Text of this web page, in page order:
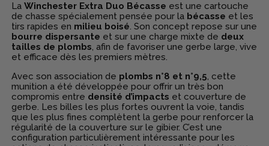
LaWinchester Extra Duo Bécasse est une cartouche
de chasse spécialement pensée pour la bécasse et les
tirs rapides en milieu boisé. Son concept repose sur une
bourre dispersante et sur une charge mixte de deux
tailles de plombs, afin de favoriser une gerbe large, vive
et efficace dès les premiers mètres.
Avec son association de plombs n°8 et n°9,5, cette
munition a été développée pour offrir un très bon
compromis entre densité d’impacts et couverture de
gerbe. Les billes les plus fortes ouvrent la voie, tandis
que les plus fines complètent la gerbe pour renforcer la
régularité de la couverture sur le gibier. C’est une
configuration particulièrement intéressante pour les